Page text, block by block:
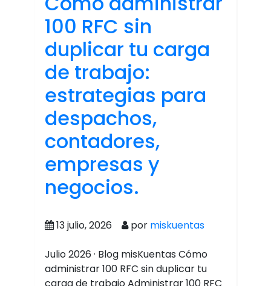
100 RFC sin
duplicar tu carga
de trabajo:
estrategias para
despachos,
contadores,
empresas y
negocios.
13 julio, 2026 por miskuentas
Julio 2026 · Blog misKuentas Cómo
administrar 100 RFC sin duplicar tu
carga de trabajo Administrar 100 RFC